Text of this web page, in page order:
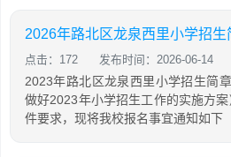
2026年路北区龙泉西里小学招生
点击：172 发布时间：2026-06-14
2023年路北区龙泉西里小学招生简
做好2023年小学招生工作的实施方
件要求，现将我校报名事宜通知如下